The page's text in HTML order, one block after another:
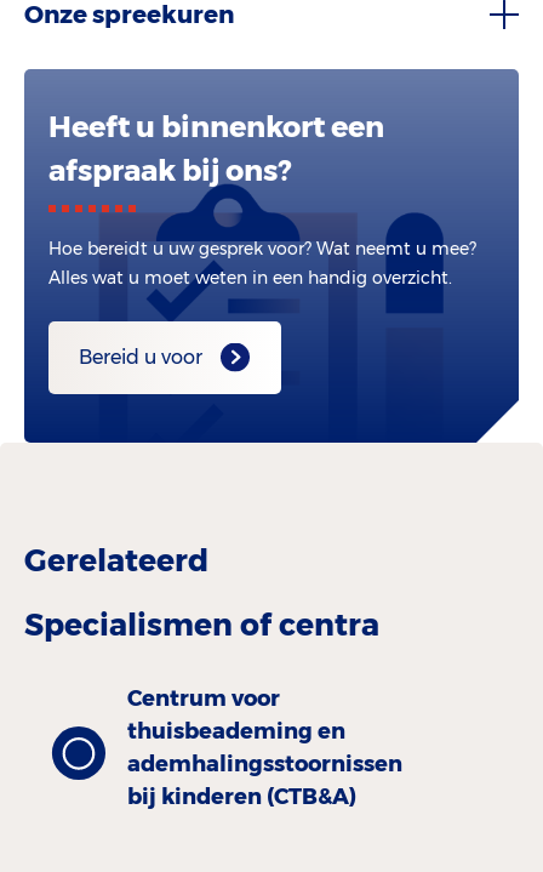
Onze spreekuren
Heeft u binnenkort een
afspraak bij ons?
Hoe bereidt u uw gesprek voor? Wat neemt u mee?
Alles wat u moet weten in een handig overzicht.
Bereid u voor
Gerelateerd
Specialismen of centra
Centrum voor
thuisbeademing en
ademhalingsstoornissen
bij kinderen (CTB&A)